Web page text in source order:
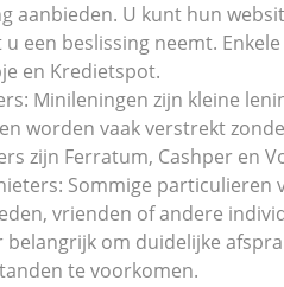
aanbieden. U kunt hun
een beslissing neemt.
en Kredietspot.
Minileningen zijn kleine
worden vaak verstrekt
zijn Ferratum, Cashper en
Sommige particulieren
vrienden of andere
belangrijk om duidelijke
te voorkomen.